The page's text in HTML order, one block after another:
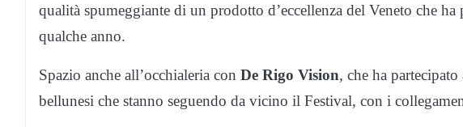
qualità spumeggiante di un prodotto d’eccellenza del Veneto che ha
qualche anno.
Spazio anche all’occhialeria con De Rigo Vision, che ha
bellunesi che stanno seguendo da vicino il Festival, con i